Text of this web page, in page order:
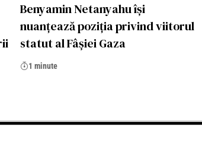
Benyamin Netanyahu își
nuanțează poziția privind viitorul
statut al Fâșiei Gaza
1 minute